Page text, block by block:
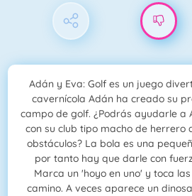
Adán y Eva: Golf es un juego
cavernícola Adán ha creado su
campo de golf. ¿Podrás ayudarle a
con su club tipo macho de herrero
obstáculos? La bola es una
por tanto hay que darle con
Marca un 'hoyo en uno' y toca
camino. A veces aparece un